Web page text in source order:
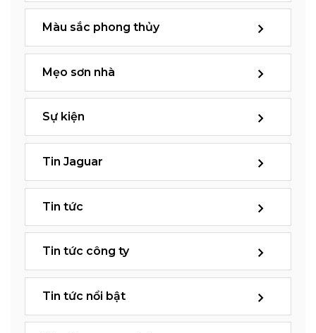
Màu sắc phong thủy
Mẹo sơn nhà
Sự kiện
Tin Jaguar
Tin tức
Tin tức công ty
Tin tức nổi bật